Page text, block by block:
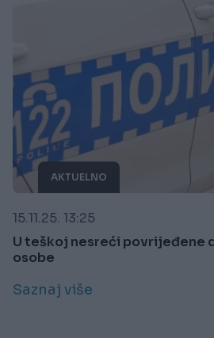
AKTUELNO
15.11.25. 13:25
U teškoj nesreći povrijeđene
osobe
Saznaj više